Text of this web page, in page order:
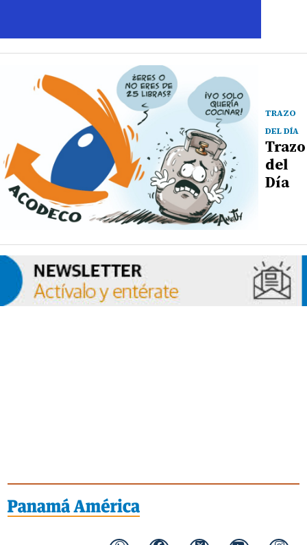
TRAZO
DEL DÍA
Trazo
del
Día